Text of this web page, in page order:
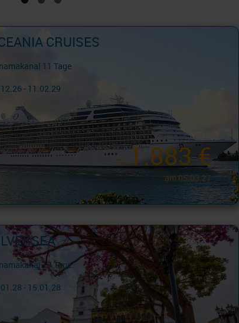
CRUISES
11 Tage
- 11.02.29
ab1.883 €
am 05.03.27
13 Tage
- 15.01.28